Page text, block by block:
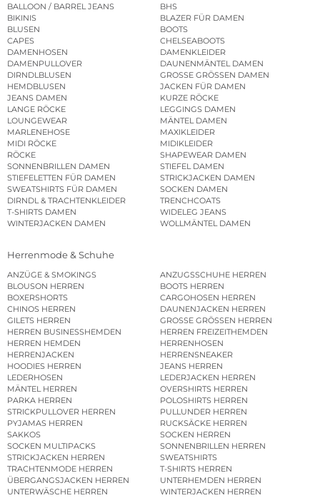
BALLOON / BARREL JEANS
BHS
BIKINIS
BLAZER FÜR DAMEN
BLUSEN
BOOTS
CAPES
CHELSEABOOTS
DAMENHOSEN
DAMENKLEIDER
DAMENPULLOVER
DAUNENMÄNTEL DAMEN
DIRNDLBLUSEN
GROSSE GRÖSSEN DAMEN
HEMDBLUSEN
JACKEN FÜR DAMEN
JEANS DAMEN
KURZE RÖCKE
LANGE RÖCKE
LEGGINGS DAMEN
LOUNGEWEAR
MÄNTEL DAMEN
MARLENEHOSE
MAXIKLEIDER
MIDI RÖCKE
MIDIKLEIDER
RÖCKE
SHAPEWEAR DAMEN
SONNENBRILLEN DAMEN
STIEFEL DAMEN
STIEFELETTEN FÜR DAMEN
STRICKJACKEN DAMEN
SWEATSHIRTS FÜR DAMEN
SOCKEN DAMEN
DIRNDL & TRACHTENKLEIDER
TRENCHCOATS
T-SHIRTS DAMEN
WIDELEG JEANS
WINTERJACKEN DAMEN
WOLLMÄNTEL DAMEN
Herrenmode & Schuhe
ANZÜGE & SMOKINGS
ANZUGSSCHUHE HERREN
BLOUSON HERREN
BOOTS HERREN
BOXERSHORTS
CARGOHOSEN HERREN
CHINOS HERREN
DAUNENJACKEN HERREN
GILETS HERREN
GROSSE GRÖSSEN HERREN
HERREN BUSINESSHEMDEN
HERREN FREIZEITHEMDEN
HERREN HEMDEN
HERRENHOSEN
HERRENJACKEN
HERRENSNEAKER
HOODIES HERREN
JEANS HERREN
LEDERHOSEN
LEDERJACKEN HERREN
MÄNTEL HERREN
OVERSHIRTS HERREN
PARKA HERREN
POLOSHIRTS HERREN
STRICKPULLOVER HERREN
PULLUNDER HERREN
PYJAMAS HERREN
RUCKSÄCKE HERREN
SAKKOS
SOCKEN HERREN
SOCKEN MULTIPACKS
SONNENBRILLEN HERREN
STRICKJACKEN HERREN
SWEATSHIRTS
TRACHTENMODE HERREN
T-SHIRTS HERREN
ÜBERGANGSJACKEN HERREN
UNTERHEMDEN HERREN
UNTERWÄSCHE HERREN
WINTERJACKEN HERREN